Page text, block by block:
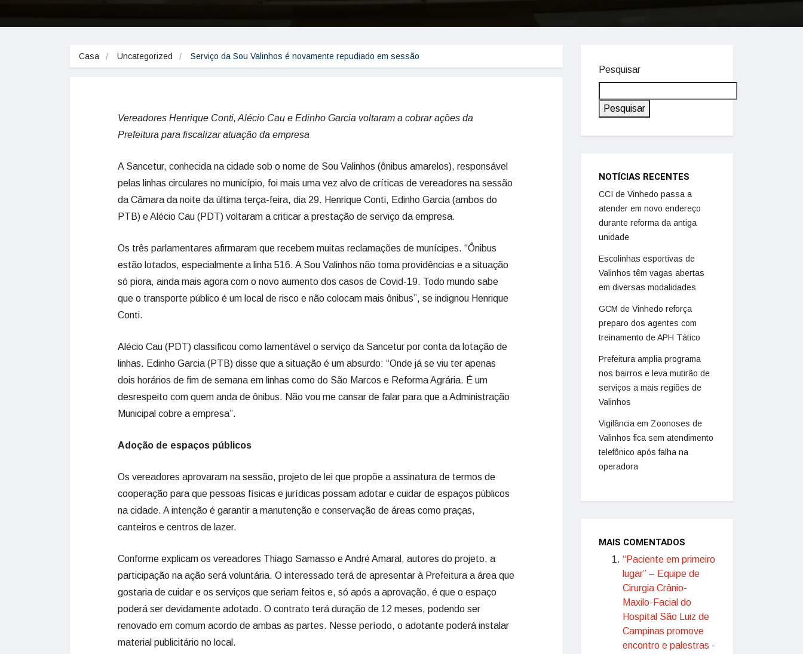
Casa Uncategorized Serviço da Sou Valinhos é novamente repudiado em sessão
Vereadores Henrique Conti, Alécio Cau e Edinho Garcia voltaram a cobrar ações da
Prefeitura para fiscalizar atuação da empresa
A Sancetur, conhecida na cidade sob o nome de Sou Valinhos (ônibus amarelos), responsável
pelas linhas circulares no município, foi mais uma vez alvo de críticas de vereadores na sessão
da Câmara da noite da última terça-feira, dia 29. Henrique Conti, Edinho Garcia (ambos do
PTB) e Alécio Cau (PDT) voltaram a criticar a prestação de serviço da empresa.
Os três parlamentares afirmaram que recebem muitas reclamações de munícipes. “Ônibus
estão lotados, especialmente a linha 516. A Sou Valinhos não toma providências e a situação
só piora, ainda mais agora com o novo aumento dos casos de Covid-19. Todo mundo sabe
que o transporte público é um local de risco e não colocam mais ônibus”, se indignou Henrique
Conti.
Alécio Cau (PDT) classificou como lamentável o serviço da Sancetur por conta da lotação de
linhas. Edinho Garcia (PTB) disse que a situação é um absurdo: “Onde já se viu ter apenas
dois horários de fim de semana em linhas como do São Marcos e Reforma Agrária. É um
desrespeito com quem anda de ônibus. Não vou me cansar de falar para que a Administração
Municipal cobre a empresa”.
Adoção de espaços públicos
Os vereadores aprovaram na sessão, projeto de lei que propõe a assinatura de termos de
cooperação para que pessoas físicas e jurídicas possam adotar e cuidar de espaços públicos
na cidade. A intenção é garantir a manutenção e conservação de áreas como praças,
canteiros e centros de lazer.
Conforme explicam os vereadores Thiago Samasso e André Amaral, autores do projeto, a
participação na ação será voluntária. O interessado terá de apresentar à Prefeitura a área que
gostaria de cuidar e os serviços que seriam feitos e, só após a aprovação, é que o espaço
poderá ser devidamente adotado. O contrato terá duração de 12 meses, podendo ser
renovado em comum acordo de ambas as partes. Nesse período, o adotante poderá instalar
material publicitário no local.
Pesquisar
Pesquisar
NOTÍCIAS RECENTES
CCI de Vinhedo passa a
atender em novo endereço
durante reforma da antiga
unidade
Escolinhas esportivas de
Valinhos têm vagas abertas
em diversas modalidades
GCM de Vinhedo reforça
preparo dos agentes com
treinamento de APH Tático
Prefeitura amplia programa
nos bairros e leva mutirão de
serviços a mais regiões de
Valinhos
Vigilância em Zoonoses de
Valinhos fica sem atendimento
telefônico após falha na
operadora
MAIS COMENTADOS
“Paciente em primeiro
lugar” – Equipe de
Cirurgia Crânio-
Maxilo-Facial do
Hospital São Luiz de
Campinas promove
encontro e palestras -